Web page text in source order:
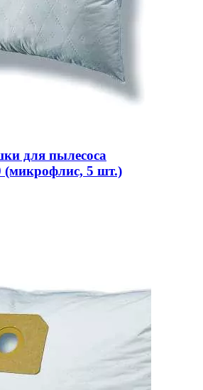
для пылесоса
(микрофлис, 5 шт.)